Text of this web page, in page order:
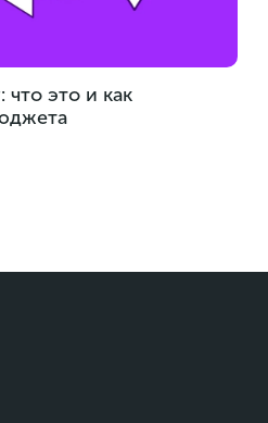
что это и как